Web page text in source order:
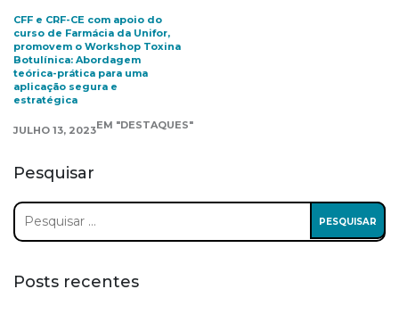
CFF e CRF-CE com apoio do
curso de Farmácia da Unifor,
promovem o Workshop Toxina
Botulínica: Abordagem
teórica-prática para uma
aplicação segura e
estratégica
JULHO 13, 2023EM "DESTAQUES"
Pesquisar
Pesquisar
por:
Posts recentes